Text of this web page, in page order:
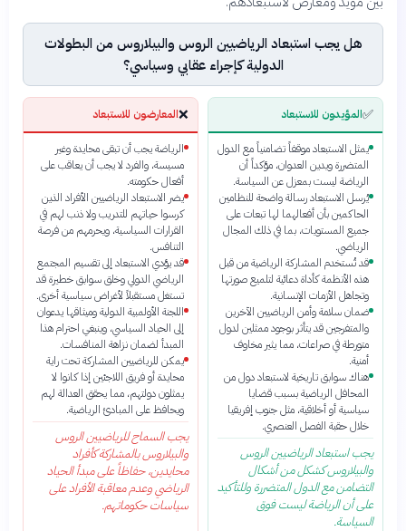
هل يجب استبعاد الرياضيين الروس والبيلاروس من البطولات
الدولية كإجراء عقابي وسياسي؟
✅المؤيدون للاستبعاد
يمثل الاستبعاد موقفاً تضامنياً مع الدول
المتضررة ويدين العدوان، مؤكداً أن
الرياضة ليست بمعزل عن السياسة.
يُرسل الاستبعاد رسالة واضحة للنظامين
الحاكمين بأن أفعالهما لها تبعات على
جميع المستويات، بما في ذلك المجال
الرياضي.
قد تُستخدم المشاركة الرياضية من قبل
هذه الأنظمة كأداة دعائية لتلميع صورتها
وتجاهل الأزمات الإنسانية.
ضمان سلامة وأمن الرياضيين الآخرين
والمتفرجين قد يتأثر بوجود ممثلين لدول
متورطة في صراعات، مما يثير مخاوف
أمنية.
هناك سوابق تاريخية لاستبعاد دول من
المحافل الرياضية بسبب قضايا
سياسية أو أخلاقية، مثل جنوب إفريقيا
خلال حقبة الفصل العنصري.
يجب استبعاد الرياضيين الروس
والبيلاروس كشكل من أشكال
التضامن مع الدول المتضررة وللتأكيد
على أن الرياضة ليست فوق
السياسة.
❌المعارضون للاستبعاد
الرياضة يجب أن تبقى محايدة وغير
مسيسة، والفرد لا يجب أن يعاقب على
أفعال حكومته.
يضر الاستبعاد الرياضيين الأفراد الذين
كرسوا حياتهم للتدريب ولا ذنب لهم في
القرارات السياسية، ويحرمهم من فرصة
التنافس.
قد يؤدي الاستبعاد إلى تقسيم المجتمع
الرياضي الدولي وخلق سوابق خطيرة قد
تستغل مستقبلاً لأغراض سياسية أخرى.
اللجنة الأولمبية الدولية وميثاقها يدعوان
إلى الحياد السياسي، وينبغي احترام هذا
المبدأ لضمان نزاهة المنافسات.
يمكن للرياضيين المشاركة تحت راية
محايدة أو فريق اللاجئين إذا كانوا لا
يمثلون دولتهم، مما يحقق العدالة لهم
ويحافظ على المبادئ الرياضية.
يجب السماح للرياضيين الروس
والبيلاروس بالمشاركة كأفراد
محايدين، حفاظاً على مبدأ الحياد
الرياضي وعدم معاقبة الأفراد على
سياسات حكوماتهم.